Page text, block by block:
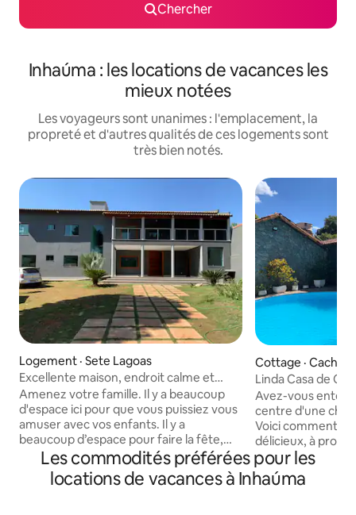
Chercher
Inhaúma : les locations de vacances les
mieux notées
Les voyageurs sont unanimes : l'emplacement, la
propreté et d'autres qualités de ces logements sont
très bien notés.
Logement · Sete Lagoas
Excellente maison, endroit calme et
chaleureux.
Amenez votre famille. Il y a beaucoup
d'espace ici pour que vous puissiez vous
amuser avec vos enfants. Il y a
beaucoup d’espace pour faire la fête,
avec une piscine pour les adultes et les
enfants, une table de billard, et au
kiosque, il y a 2 barbecues, un évier, une
Cottage ·
Linda Casa de
Horizonte
Avez-vous
centre d'une
Voici comment
délicieux, à
Mères, dans un
beauté, la
composent
Les commodités préférées pour les
locations de vacances à Inhaúma